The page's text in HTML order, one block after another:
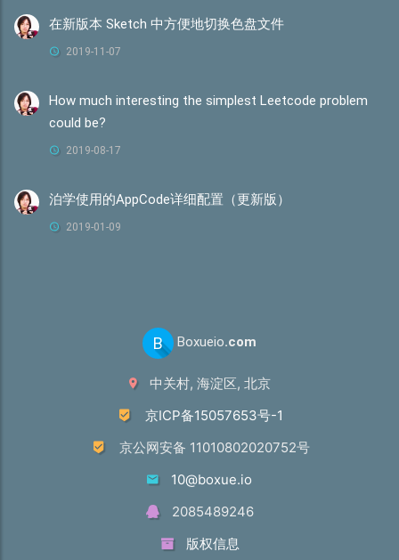
在新版本 Sketch 中方便地切换色盘文件
2019-11-07
How much interesting the simplest Leetcode problem
could be?
2019-08-17
泊学使用的AppCode详细配置（更新版）
2019-01-09
B Boxueio.com
中关村, 海淀区, 北京
京ICP备15057653号-1
京公网安备 11010802020752号
10@boxue.io
2085489246
版权信息